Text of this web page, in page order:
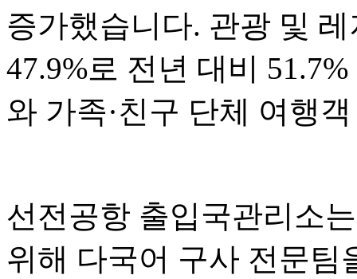
증가했습니다. 관광 및
47.9%로 전년 대비
와 가족·친구 단체 여행
선전공항 출입국관리소
위해 다국어 구사 전문팀